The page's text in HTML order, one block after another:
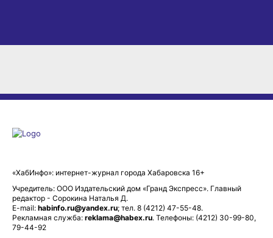
«ХабИнфо»: интернет-журнал города Хабаровска 16+
Учредитель: ООО Издательский дом «Гранд Экспресс». Главный
редактор - Сорокина Наталья Д.
E-mail: habinfo.ru@yandex.ru; тел. 8 (4212) 47-55-48.
Рекламная служба: reklama@habex.ru. Телефоны: (4212) 30-99-80,
79-44-92